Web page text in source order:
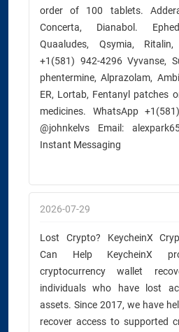
order of 100 tablets.
Concerta, Dianabol.
Quaaludes, Qsymia,
+1(581) 942-4296 Vyvanse,
phentermine, Alprazolam,
ER, Lortab, Fentanyl patches
medicines. WhatsApp
@johnkelvs Email:
Instant Messaging
2026-07-29
Lost Crypto? KeycheinX
Can Help KeycheinX
cryptocurrency wallet
individuals who have lost
assets. Since 2017, we have
recover access to supported